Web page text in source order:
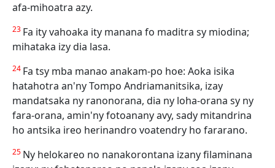
afa-mihoatra azy.
23 Fa ity vahoaka ity manana fo maditra sy miodina;
mihataka izy dia lasa.
24 Fa tsy mba manao anakam-po hoe: Aoka isika
hatahotra an'ny Tompo Andriamanitsika, izay
mandatsaka ny ranonorana, dia ny loha-orana sy ny
fara-orana, amin'ny fotoanany avy, sady mitandrina
ho antsika ireo herinandro voatendry ho fararano.
25 Ny helokareo no nanakorontana izany filaminana